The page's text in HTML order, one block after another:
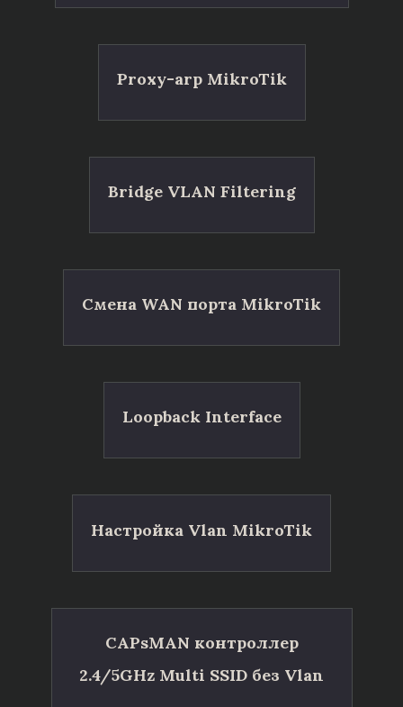
Proxy-arp MikroTik
Bridge VLAN Filtering
Смена WAN порта MikroTik
Loopback Interface
Настройка Vlan MikroTik
CAPsMAN контроллер
2.4/5GHz Multi SSID без Vlan